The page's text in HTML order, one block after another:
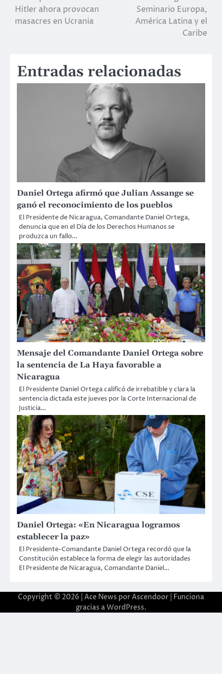
de
entradas
Hitler ahora provocan
masacres en Ucrania
Seminario Europa,
América Latina y el
Caribe
Entradas relacionadas
Daniel Ortega afirmó que Julian Assange se
ganó el reconocimiento de los pueblos
El Presidente de Nicaragua, Comandante Daniel Ortega,
denuncia que en el Día de los Derechos Humanos se
produzca un fallo…
Mensaje del Comandante Daniel Ortega sobre
la sentencia de La Haya favorable a
Nicaragua
El Presidente Daniel Ortega calificó de irrebatible y clara la
sentencia dictada este jueves por la Corte Internacional de
Justicia…
Daniel Ortega: «En Nicaragua logramos
establecer la paz»
El Presidente-Comandante Daniel Ortega recordó que la
Constitución establece la forma de elegir las autoridades
El Presidente de Nicaragua, Comandante Daniel…
Copyright © 2026 | Ace News porAscendoor | Funciona
gracias aWordPress.